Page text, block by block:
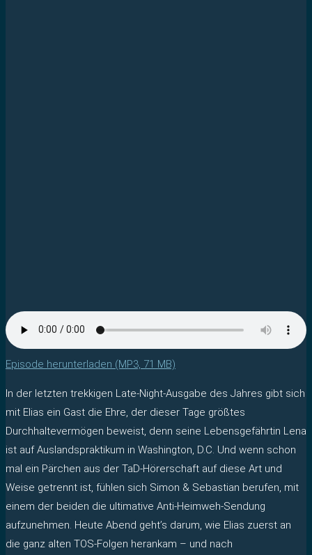
Episode herunterladen (MP3, 71 MB)
In der letzten trekkigen Late-Night-Ausgabe des Jahres gibt sich
mit Elias ein Gast die Ehre, der dieser Tage größtes
Durchhaltevermögen beweist, denn seine Lebensgefährtin Lena
ist auf Auslandspraktikum in Washington, D.C. Und wenn schon
mal ein Pärchen aus der TaD-Hörerschaft auf diese Art und
Weise getrennt ist, fühlen sich Simon & Sebastian berufen, mit
einem der beiden die ultimative Anti-Heimweh-Sendung
aufzunehmen. Heute Abend geht’s darum, wie Elias zuerst an
die ganz alten TOS-Folgen herankam – und nach